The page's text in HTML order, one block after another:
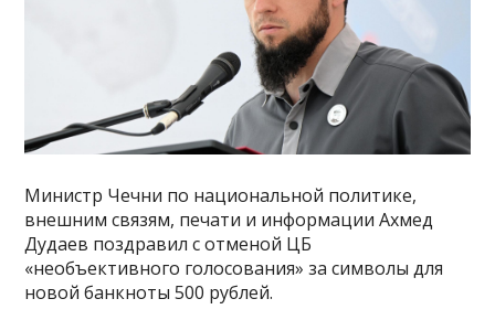
Министр Чечни по национальной политике,
внешним связям, печати и информации Ахмед
Дудаев поздравил с отменой ЦБ
«необъективного голосования» за символы для
новой банкноты 500 рублей.